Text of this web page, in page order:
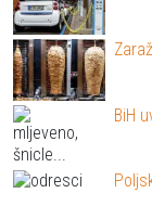
BiH